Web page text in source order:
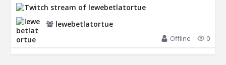
lewebetlatortue
Offline 0